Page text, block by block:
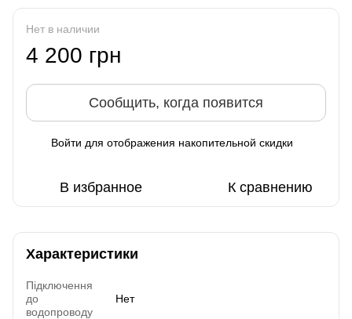
Нет в наличии
4 200 грн
Сообщить, когда появится
Войти для отображения накопительной скидки
В избранное К сравнению
Характеристики
Підключення
до
водопроводу
Нет